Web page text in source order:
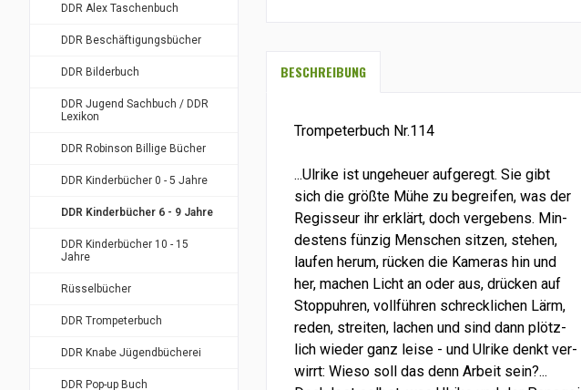
DDR Alex Taschenbuch
DDR Beschäftigungsbücher
DDR Bilderbuch
DDR Jugend Sachbuch / DDR
Lexikon
DDR Robinson Billige Bücher
DDR Kinderbücher 0 - 5 Jahre
DDR Kinderbücher 6 - 9 Jahre
DDR Kinderbücher 10 - 15
Jahre
Rüsselbücher
DDR Trompeterbuch
DDR Knabe Jügendbücherei
DDR Pop-up Buch
BESCHREIBUNG
Trompeterbuch Nr.114
...Ulrike ist ungeheuer aufgeregt. Sie gibt
sich die größte Mühe zu begreifen, was der
Regisseur ihr erklärt, doch vergebens. Min-
destens fünzig Menschen sitzen, stehen,
laufen herum, rücken die Kameras hin und
her, machen Licht an oder aus, drücken auf
Stoppuhren, vollführen schrecklichen Lärm,
reden, streiten, lachen und sind dann plötz-
lich wieder ganz leise - und Ulrike denkt ver-
wirrt: Wieso soll das denn Arbeit sein?...